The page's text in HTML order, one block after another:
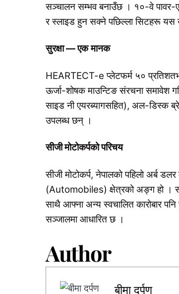
सञ्चालन सम्भव बनाउँछ । १०-वे पावर-
र स्लाइड हुन सक्ने पछिल्ला सिटहरू यस
सुरक्षा—एक मानक
HEARTECT-e प्लेटफर्म ५०
ऊर्जा-शोषक माउन्टिङ संरचना समावेश
साइड नी एयरब्यागसहित), अल-डिस्क
उपलब्ध छन् ।
सीजीमोटोकर्पकोपरिचय
सीजी मोटोकर्प, नेपालको पहिलो अर्ब
(Automobiles) क्षेत्रको अङ्ग हो ।
साथै आफ्ना अन्य स्वचालित कारोबार
सञ्जालमा आधारित छ ।
Author
बीमा दर्पण